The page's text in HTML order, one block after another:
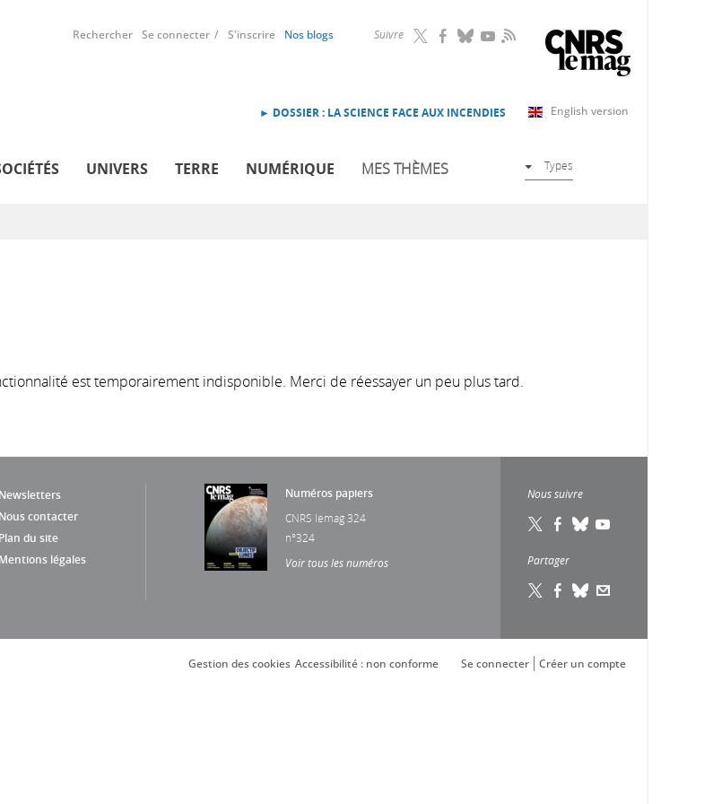
Suivre RSS
Rechercher Se connecter S'inscrire Nos blogs
English version
► DOSSIER : LA SCIENCE FACE AUX INCENDIES
UNIVERS TERRE NUMÉRIQUE MES THÈMES Types
est temporairement indisponible. Merci de réessayer un peu plus tard.
Newsletters
Nous contacter
Plan du site
Mentions légales
Numéros papiers
CNRS lemag 324
n°324
Voir tous les numéros
Nous suivre
Partager
Créer un compte
Se connecter
Accessibilité : non conforme
Gestion des cookies